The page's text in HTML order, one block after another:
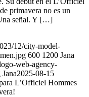
primavera no es un
señal. Y […]
12/city-model-
600 1200 Jana
web-agency-
Jana2025-08-15
L’Officiel Hommes